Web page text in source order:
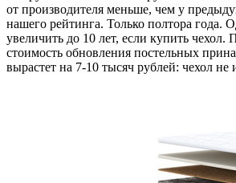
от производителя меньше, чем у
нашего рейтинга. Только полтора года.
увеличить до 10 лет, если купить чехол.
стоимость обновления постельных
вырастет на 7-10 тысяч рублей: чехол не